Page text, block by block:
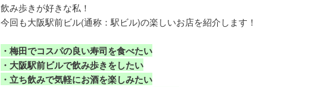
飲み歩きが好きな私！
今回も大阪駅前ビル(通称：駅ビル)の楽しいお店を紹介します！
・梅田でコスパの良い寿司を食べたい
・大阪駅前ビルで飲み歩きをしたい
・立ち飲みで気軽にお酒を楽しみたい